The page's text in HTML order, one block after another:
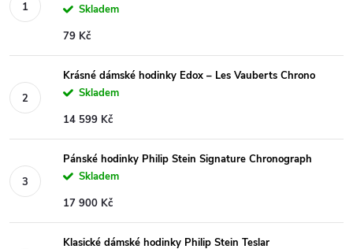
Skladem
79 Kč
Krásné dámské hodinky Edox – Les Vauberts Chrono
Skladem
14 599 Kč
Pánské hodinky Philip Stein Signature Chronograph
Skladem
17 900 Kč
Klasické dámské hodinky Philip Stein Teslar